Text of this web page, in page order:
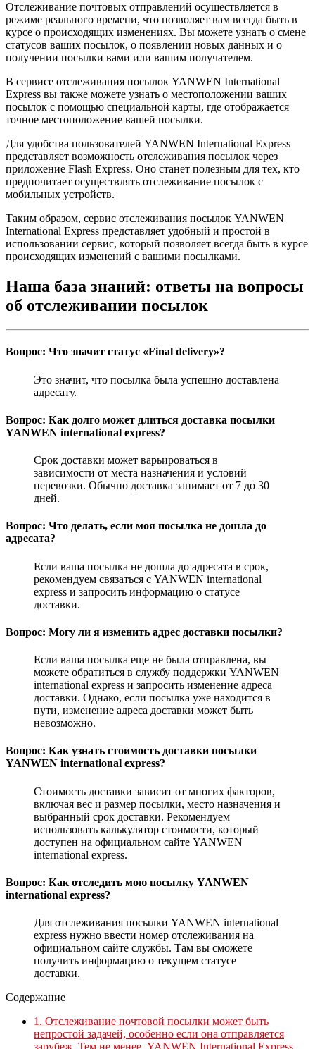
Отслеживание почтовых отправлений осуществляется в
режиме реального времени, что позволяет вам всегда быть в
курсе о происходящих изменениях. Вы можете узнать о смене
статусов ваших посылок, о появлении новых данных и о
получении посылки вами или вашим получателем.
В сервисе отслеживания посылок YANWEN International
Express вы также можете узнать о местоположении ваших
посылок с помощью специальной карты, где отображается
точное местоположение вашей посылки.
Для удобства пользователей YANWEN International Express
представляет возможность отслеживания посылок через
приложение Flash Express. Оно станет полезным для тех, кто
предпочитает осуществлять отслеживание посылок с
мобильных устройств.
Таким образом, сервис отслеживания посылок YANWEN
International Express представляет удобный и простой в
использовании сервис, который позволяет всегда быть в курсе
происходящих изменений с вашими посылками.
Наша база знаний: ответы на вопросы
об отслеживании посылок
Вопрос: Что значит статус «Final delivery»?
Это значит, что посылка была успешно доставлена
адресату.
Вопрос: Как долго может длиться доставка посылки
YANWEN international express?
Срок доставки может варьироваться в
зависимости от места назначения и условий
перевозки. Обычно доставка занимает от 7 до 30
дней.
Вопрос: Что делать, если моя посылка не дошла до
адресата?
Если ваша посылка не дошла до адресата в срок,
рекомендуем связаться с YANWEN international
express и запросить информацию о статусе
доставки.
Вопрос: Могу ли я изменить адрес доставки посылки?
Если ваша посылка еще не была отправлена, вы
можете обратиться в службу поддержки YANWEN
international express и запросить изменение адреса
доставки. Однако, если посылка уже находится в
пути, изменение адреса доставки может быть
невозможно.
Вопрос: Как узнать стоимость доставки посылки
YANWEN international express?
Стоимость доставки зависит от многих факторов,
включая вес и размер посылки, место назначения и
выбранный срок доставки. Рекомендуем
использовать калькулятор стоимости, который
доступен на официальном сайте YANWEN
international express.
Вопрос: Как отследить мою посылку YANWEN
international express?
Для отслеживания посылки YANWEN international
express нужно ввести номер отслеживания на
официальном сайте службы. Там вы сможете
получить информацию о текущем статусе
доставки.
Содержание
1. Отслеживание почтовой посылки может быть
непростой задачей, особенно если она отправляется